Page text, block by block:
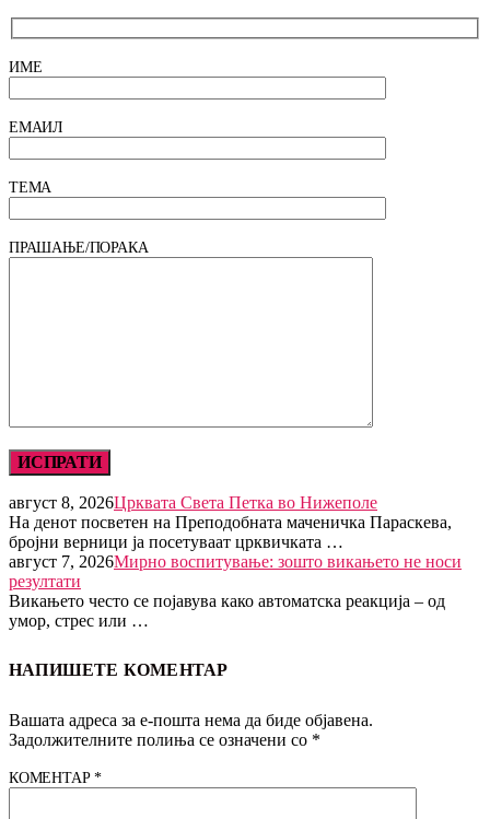
ИМЕ
ЕМАИЛ
ТЕМА
ПРАШАЊЕ/ПОРАКА
август 8, 2026Црквата Света Петка во Нижеполе
На денот посветен на Преподобната маченичка Параскева,
бројни верници ја посетуваат црквичката …
август 7, 2026Мирно воспитување: зошто викањето не носи
резултати
Викањето често се појавува како автоматска реакција – од
умор, стрес или …
НАПИШЕТЕ КОМЕНТАР
Вашата адреса за е-пошта нема да биде објавена.
Задолжителните полиња се означени со *
КОМЕНТАР*